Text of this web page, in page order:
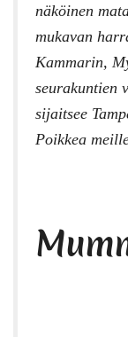
näköinen
mukavan
Kammarin,
seurakuntien
sijaitsee
Poikkea